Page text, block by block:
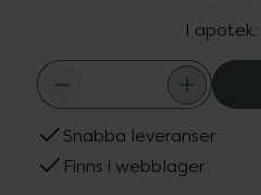
I apotek:
Snabba leveranser
Finns i webblager